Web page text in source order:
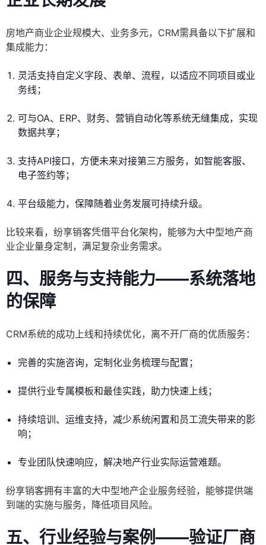
房地产商业企业规模大、业务多元，CRM需具备以下扩展和
集成能力：
灵活支持自定义字段、表单、流程，以适应不同项目或业
务线；
可与OA、ERP、财务、营销自动化等系统无缝集成，实现
数据共享；
支持API接口，方便未来对接第三方服务，如智能客服、
电子签约等；
平台级能力，保障随着业务发展可持续升级。
比较来看，纷享销客凭借平台化架构，能够为大中型地产商
业企业量身定制，满足复杂业务需求。
四、服务与支持能力——系统落地
的保障
CRM系统的成功上线和持续优化，离不开厂商的优质服务：
完善的实施咨询，定制化业务梳理与配置；
提供行业专属模板和最佳实践，助力快速上线；
持续培训、运维支持，减少系统闲置和员工流失带来的影
响；
专业团队快速响应，解决地产行业实际运营难题。
纷享销客拥有丰富的大中型地产企业服务经验，能够提供端
到端的实施与服务，降低项目风险。
五、行业经验与案例——验证厂商